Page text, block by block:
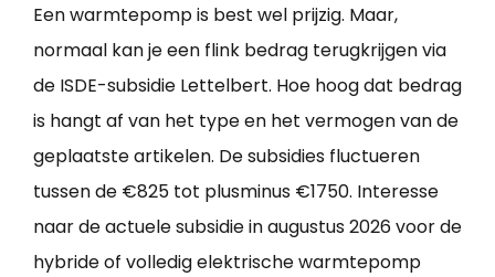
Een warmtepomp is best wel prijzig. Maar,
normaal kan je een flink bedrag terugkrijgen via
de ISDE-subsidie Lettelbert. Hoe hoog dat bedrag
is hangt af van het type en het vermogen van de
geplaatste artikelen. De subsidies fluctueren
tussen de €825 tot plusminus €1750. Interesse
naar de actuele subsidie in augustus 2026 voor de
hybride of volledig elektrische warmtepomp